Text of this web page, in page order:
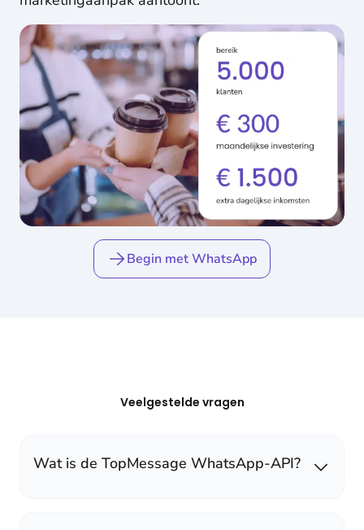
Begin met WhatsApp
Veelgestelde vragen
Wat is de TopMessage WhatsApp-API?